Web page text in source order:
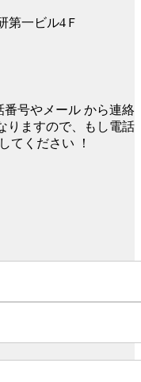
第一ビル4Ｆ
番号やメール から連絡
りますので、もし電話
てください ！